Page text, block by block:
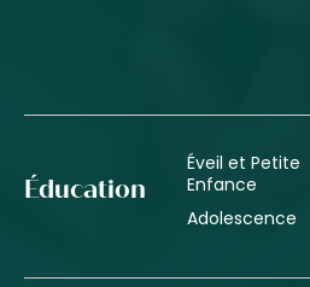
Éducation
Éveil et Petite
Enfance
Adolescence